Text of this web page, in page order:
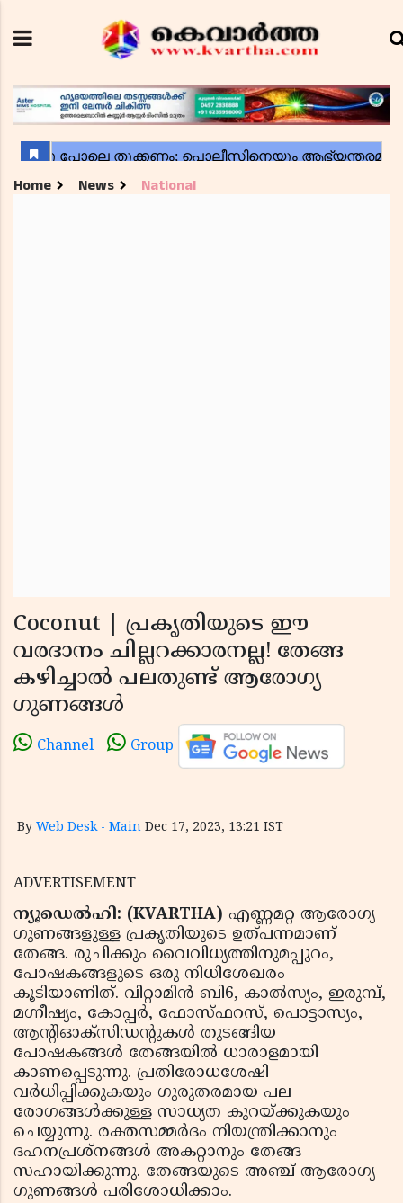
Home News National
Coconut | പ്രകൃതിയുടെ ഈ
വരദാനം ചില്ലറക്കാരനല്ല! തേങ്ങ
കഴിച്ചാൽ പലതുണ്ട് ആരോഗ്യ
ഗുണങ്ങൾ
Channel Group
By Web Desk - Main Dec 17, 2023, 13:21 IST
ADVERTISEMENT
ന്യൂഡെൽഹി: (KVARTHA) എണ്ണമറ്റ ആരോഗ്യ
ഗുണങ്ങളുള്ള പ്രകൃതിയുടെ ഉത്‌പന്നമാണ്
തേങ്ങ. രുചിക്കും വൈവിധ്യത്തിനുമപ്പുറം,
പോഷകങ്ങളുടെ ഒരു നിധിശേഖരം
കൂടിയാണിത്. വിറ്റാമിൻ ബി6, കാൽസ്യം, ഇരുമ്പ്,
മഗ്നീഷ്യം, കോപ്പർ, ഫോസ്ഫറസ്, പൊട്ടാസ്യം,
ആന്റിഓക്‌സിഡന്റുകൾ തുടങ്ങിയ
പോഷകങ്ങൾ തേങ്ങയിൽ ധാരാളമായി
കാണപ്പെടുന്നു. പ്രതിരോധശേഷി
വർധിപ്പിക്കുകയും ഗുരുതരമായ പല
രോഗങ്ങൾക്കുള്ള സാധ്യത കുറയ്ക്കുകയും
ചെയ്യുന്നു. രക്തസമ്മർദം നിയന്ത്രിക്കാനും
ദഹനപ്രശ്‌നങ്ങൾ അകറ്റാനും തേങ്ങ
സഹായിക്കുന്നു. തേങ്ങയുടെ അഞ്ച് ആരോഗ്യ
ഗുണങ്ങൾ പരിശോധിക്കാം.